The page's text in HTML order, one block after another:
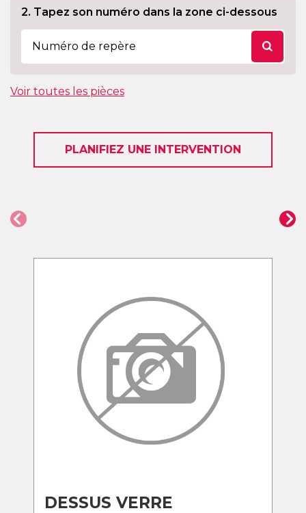
2. Tapez son numéro dans la zone ci-dessous
Voir toutes les pièces
PLANIFIEZ UNE INTERVENTION
DESSUS VERRE